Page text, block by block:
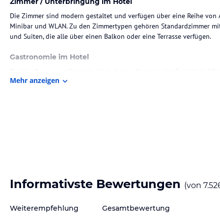
Die Zimmer sind modern gestaltet und verfügen über eine Reihe
Minibar und WLAN. Zu den Zimmertypen gehören Standardzimmer
und Suiten, die alle über einen Balkon oder eine Terrasse verfügen.
Gastronomie im Hotel
und verschiedene alkoholische und nicht-alkoholische Getränke
verbindlichen Angebotsdetailsdes jeweiligen Veranstalters.
Mehr anzeigen
Informativste Bewertungen (von
Weiterempfehlung Gesamtbewertung